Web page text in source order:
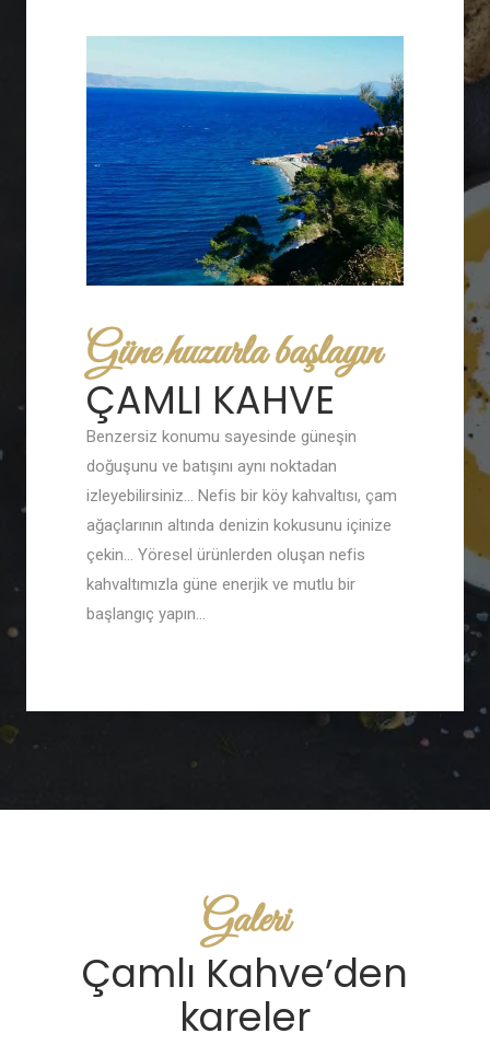
Güne huzurla başlayın
ÇAMLI KAHVE
Benzersiz konumu sayesinde güneşin
doğuşunu ve batışını aynı noktadan
izleyebilirsiniz… Nefis bir köy kahvaltısı, çam
ağaçlarının altında denizin kokusunu içinize
çekin… Yöresel ürünlerden oluşan nefis
kahvaltımızla güne enerjik ve mutlu bir
başlangıç yapın…
Galeri
Çamlı Kahve’den
kareler